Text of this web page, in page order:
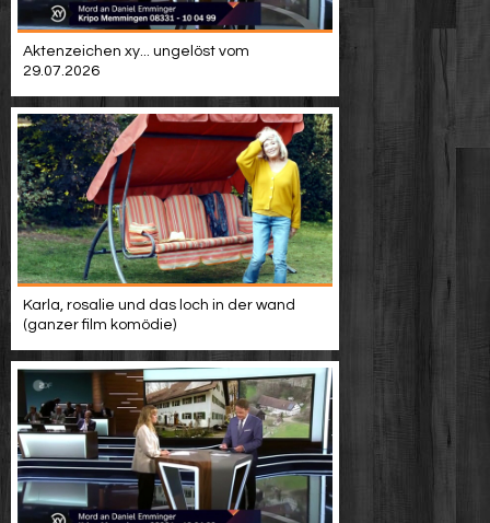
Aktenzeichen xy... ungelöst vom
29.07.2026
Karla, rosalie und das loch in der wand
(ganzer film komödie)